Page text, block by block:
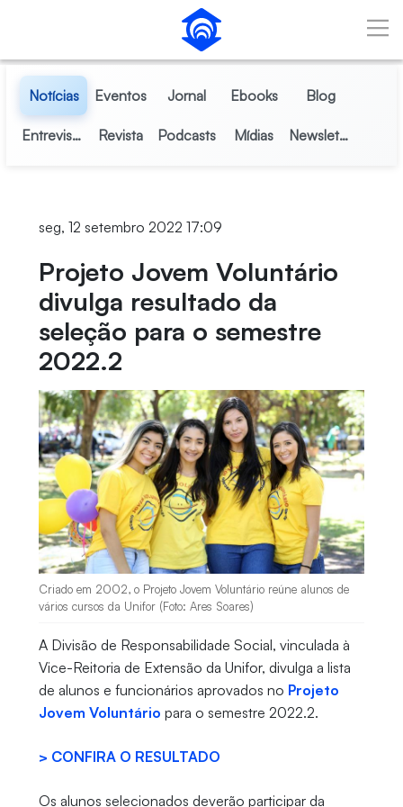
Pular para o Conteúdo principal
Notícias Eventos Jornal Ebooks Blog
Entrevistas Revista Podcasts Mídias Newsletter
seg, 12 setembro 2022 17:09
Projeto Jovem Voluntário
divulga resultado da
seleção para o semestre
2022.2
Criado em 2002, o Projeto Jovem Voluntário reúne alunos de
vários cursos da Unifor (Foto: Ares Soares)
A Divisão de Responsabilidade Social, vinculada à
Vice-Reitoria de Extensão da Unifor, divulga a lista
de alunos e funcionários aprovados no Projeto
Jovem Voluntário para o semestre 2022.2.
> CONFIRA O RESULTADO
Os alunos selecionados deverão participar da